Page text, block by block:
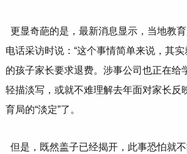
更显奇葩的是，最新消息显示，当地教
电话采访时说：“这个事情简单来说，其
的孩子家长要求退费。涉事公司也正在给
轻描淡写，或就不难理解去年面对家长反
育局的“淡定”了。
但是，既然盖子已经揭开，此事恐怕就